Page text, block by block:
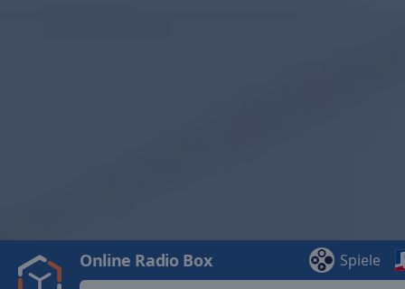
Video
Play
Online Radio Box Spiele